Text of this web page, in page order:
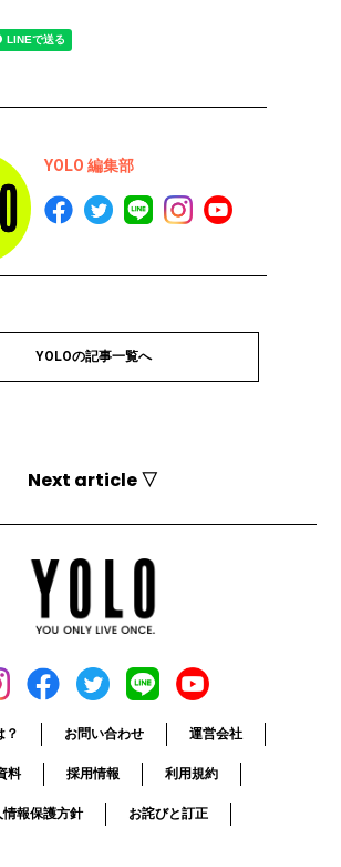
YOLO 編集部
YOLOの記事一覧へ
Next article ▽
？ お問い合わせ 運営会社
料 採用情報 利用規約
情報保護方針 お詫びと訂正